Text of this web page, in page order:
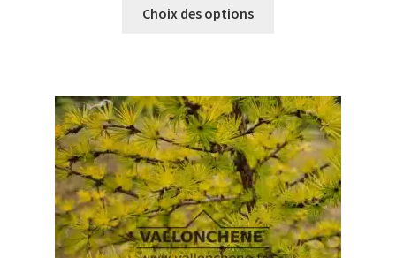
prix :
Choix des options
Les
options
peuvent
être
choisies
sur
la